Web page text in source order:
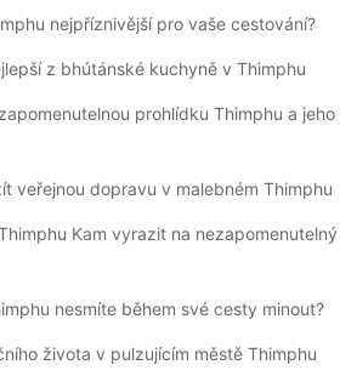
nejpříznivější pro vaše cestování?
z bhútánské kuchyně v Thimphu
prohlídku Thimphu a jeho
veřejnou dopravu v malebném Thimphu
Kam vyrazit na nezapomenutelný
nesmíte během své cesty minout?
života v pulzujícím městě Thimphu